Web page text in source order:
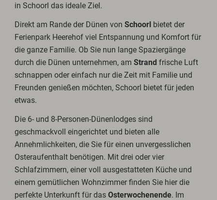
in Schoorl das ideale Ziel.
Direkt am Rande der Dünen vonSchoorl bietet der
Ferienpark Heerehof viel Entspannung und Komfort für
die ganze Familie. Ob Sie nun lange Spaziergänge
durch die Dünen unternehmen, amStrand frische Luft
schnappen oder einfach nur die Zeit mit Familie und
Freunden genießen möchten, Schoorl bietet für jeden
etwas.
Die 6- und 8-Personen-Dünenlodges sind
geschmackvoll eingerichtet und bieten alle
Annehmlichkeiten, die Sie für einen unvergesslichen
Osteraufenthalt benötigen. Mit drei oder vier
Schlafzimmern, einer voll ausgestatteten Küche und
einem gemütlichen Wohnzimmer finden Sie hier die
perfekte Unterkunft für dasOsterwochenende. Im